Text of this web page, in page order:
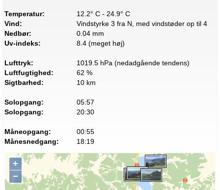
Temperatur:
12.2° C - 24.9° C
Vind:
Vindstyrke 3 fra N, med vindstøder op til 4
Nedbør:
0.04 mm
Uv-indeks:
8.4 (meget høj)
Lufttryk:
1019.5 hPa (nedadgående tendens)
Luftfugtighed:
62 %
Sigtbarhed:
10 km
Solopgang:
05:57
Solopgang:
20:30
Måneopgang:
00:55
Månesnedgang:
18:19
+
−